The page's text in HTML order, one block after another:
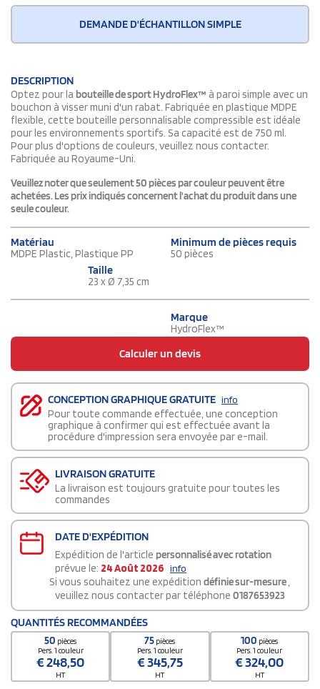
DEMANDE D'ÉCHANTILLON SIMPLE
DESCRIPTION
Optez pour la bouteille de sport HydroFlex™ à paroi simple avec un
bouchon à visser muni d'un rabat. Fabriquée en plastique MDPE
flexible, cette bouteille personnalisable compressible est idéale
pour les environnements sportifs. Sa capacité est de 750 ml.
Pour plus d'options de couleurs, veuillez nous contacter.
Fabriquée au Royaume-Uni.
Veuillez noter que seulement 50 pièces par couleur peuvent être
achetées. Les prix indiqués concernent l'achat du produit dans une
seule couleur.
Matériau
MDPE Plastic, Plastique PP
Minimum de pièces requis
50 pièces
Taille
23 x Ø 7,35 cm
Marque
HydroFlex™
Calculer un devis
CONCEPTION GRAPHIQUE GRATUITE info
Pour toute commande effectuée, une conception
graphique à confirmer qui est effectuée avant la
procédure d'impression sera envoyée par e-mail.
LIVRAISON GRATUITE
La livraison est toujours gratuite pour toutes les
commandes
DATE D'EXPÉDITION
Expédition de l'article personnalisé avec rotation
prévue le: 24 Août 2026 info
Si vous souhaitez une expédition définie sur-mesure,
veuillez nous contacter par téléphone 0187653923
QUANTITÉS RECOMMANDÉES
50 pièces
Pers. 1 couleur
€248,50
HT
75 pièces
Pers. 1 couleur
€345,75
HT
100 pièces
Pers. 1 couleur
€324,00
HT